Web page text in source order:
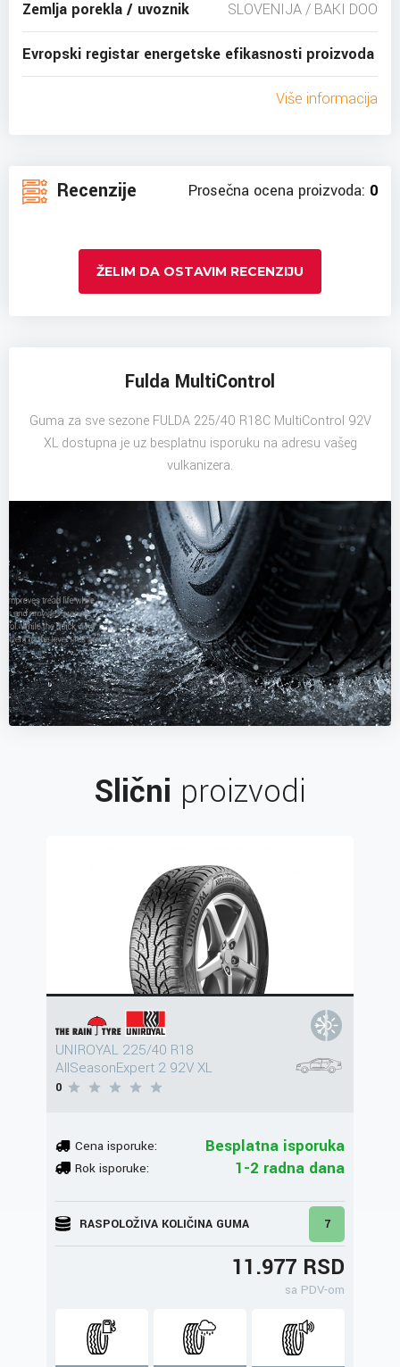
Zemlja porekla / uvoznik SLOVENIJA / BAKI DOO
Evropski registar energetske efikasnosti proizvoda
Više informacija
Recenzije Prosečna ocena proizvoda: 0
ŽELIM DA OSTAVIM RECENZIJU
Fulda MultiControl
Guma za sve sezone FULDA 225/40 R18C MultiControl 92V
XL dostupna je uz besplatnu isporuku na adresu vašeg
vulkanizera.
Slični proizvodi
UNIROYAL 225/40 R18
AllSeasonExpert 2 92V XL
0
Cena isporuke: Besplatna isporuka
Rok isporuke: 1-2 radna dana
RASPOLOŽIVA KOLIČINA GUMA 7
11.977 RSD
sa PDV-om